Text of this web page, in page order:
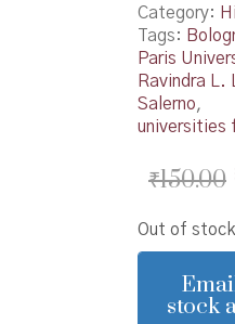
Category:
Tags:
Paris
Ravindra L.
Salerno,
universities
₹150.00
Out of stock
stock